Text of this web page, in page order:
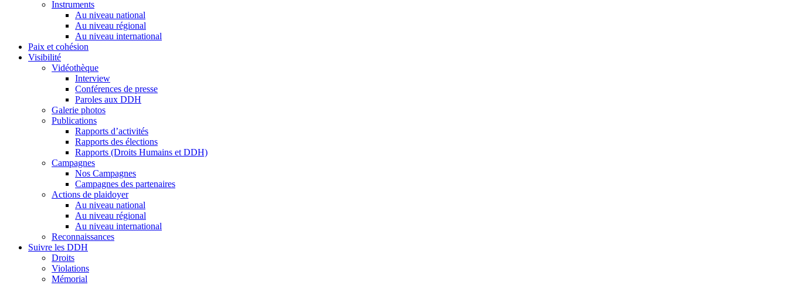
Instruments
Au niveau national
Au niveau régional
Au niveau international
Paix et cohésion
Visibilité
Vidéothèque
Interview
Conférences de presse
Paroles aux DDH
Galerie photos
Publications
Rapports d’activités
Rapports des élections
Rapports (Droits Humains et DDH)
Campagnes
Nos Campagnes
Campagnes des partenaires
Actions de plaidoyer
Au niveau national
Au niveau régional
Au niveau international
Reconnaissances
Suivre les DDH
Droits
Violations
Mémorial